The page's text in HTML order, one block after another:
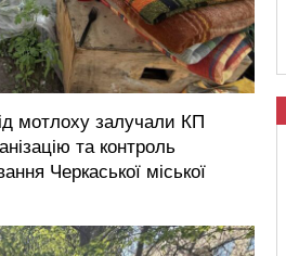
мотлоху залучали КП
та контроль
Черкаської міської